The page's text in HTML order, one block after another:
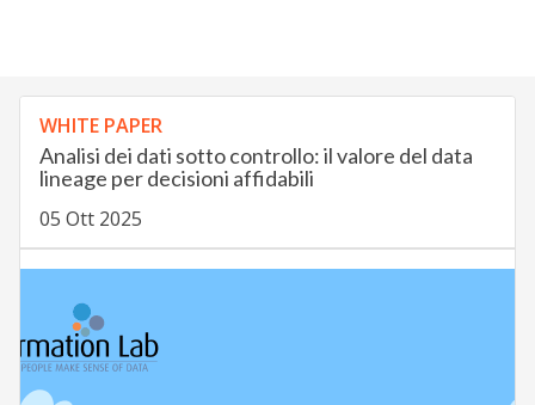
WHITE PAPER
Analisi dei dati sotto controllo: il valore del data
lineage per decisioni affidabili
05 Ott 2025